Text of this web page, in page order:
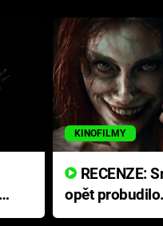
KINOFILMY
opět
přichází s